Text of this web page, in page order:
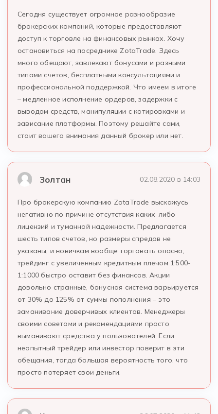
Сегодня существует огромное разнообразие
брокерских компаний, которые предоставляют
доступ к торговле на финансовых рынках. Хочу
остановиться на посреднике ZotaTrade. Здесь
много обещают, завлекают бонусами и разными
типами счетов, бесплатными консультациями и
профессиональной поддержкой. Что имеем в итоге
– медленное исполнение ордеров, задержки с
выводом средств, манипуляции с котировками и
зависание платформы. Поэтому решайте сами,
стоит вашего внимания данный брокер или нет.
Золтан 02.08.2020 в 14:03
Про брокерскую компанию ZotaTrade выскажусь
негативно по причине отсутствия каких-либо
лицензий и туманной надежности. Предлагается
шесть типов счетов, но размеры спредов не
указаны, и новичкам вообще торговать опасно,
трейдинг с увеличенным кредитным плечом 1:500-
1:1000 быстро оставит без финансов. Акции
довольно странные, бонусная система варьируется
от 30% до 125% от суммы пополнения – это
заманивание доверчивых клиентов. Менеджеры
своими советами и рекомендациями просто
выманивают средства у пользователей. Если
неопытный трейдер или инвестор поверит в эти
обещания, тогда большая вероятность того, что
просто потеряет свои деньги.